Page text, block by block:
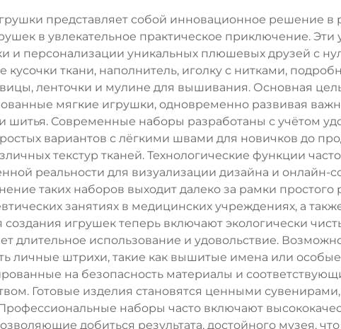
представляет собой инновационное решение в
в увлекательное практическое приключение.
и персонализации уникальных плюшевых друзей с
ткани, наполнитель, иголку с нитками,
ленточки и мулине для вышивания. Основная
мягкие игрушки, одновременно развивая
Современные наборы разработаны с учётом
вариантов с лёгкими швами для новичков до
текстур тканей. Технологические функции
реальности для визуализации дизайна и онлайн-
таких наборов выходит далеко за рамки простого
занятиях в медицинских учреждениях, а
игрушек теперь включают экологически
длительное использование и удовольствие.
личные штрихи, такие как вышитые имена или
на безопасность материалы и
Готовые изделия становятся ценными
наборы часто включают
добиться результата, достойного музея,